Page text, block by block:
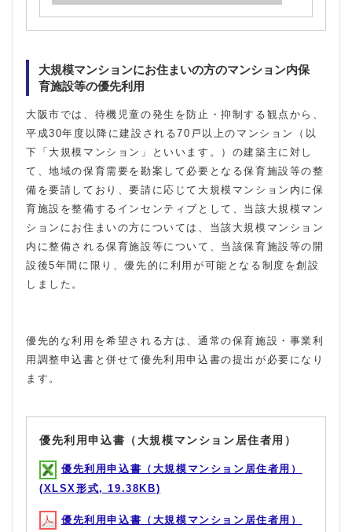
大規模マンションにお住まいの方のマンション内保
育施設等の優先利用
大阪市では、待機児童の発生を防止・抑制する観点から、
平成30年度以降に建設される70戸以上のマンション（以
下「大規模マンション」といいます。）の建築主に対し
て、地域の保育需要を勘案して必要となる保育施設等の整
備を要請しており、要請に応じて大規模マンション内に保
育施設を整備するインセンティブとして、当該大規模マン
ションにお住まいの方については、当該大規模マンション
内に整備される保育施設等について、当該保育施設等の開
設後5年間に限り、優先的に利用が可能となる制度を創設
しました。
優先的な利用を希望される方は、通常の保育施設・事業利
用調整申込書と併せて優先利用申込書の提出が必要になり
ます。
優先利用申込書（大規模マンション居住者用）
優先利用申込書（大規模マンション居住者用）
(XLSX形式, 19.38KB)
優先利用申込書（大規模マンション居住者用）